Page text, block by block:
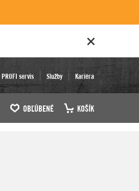
PROFI servis Služby Kariéra
OBĽÚBENÉ KOŠÍK